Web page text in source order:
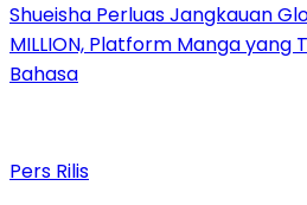
Shueisha Perluas Jangkauan
MILLION, Platform Manga yang
Bahasa
Pers Rilis